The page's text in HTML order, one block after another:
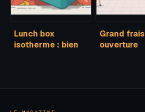
Lunch box
isotherme : bien
Grand frais
ouverture
nouveaux